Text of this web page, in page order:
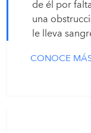
de él por
una
le lleva
CONOCE